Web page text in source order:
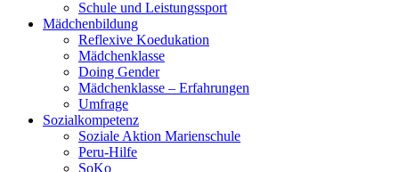
Schule und Leistungssport
Mädchenbildung
Reflexive Koedukation
Mädchenklasse
Doing Gender
Mädchenklasse – Erfahrungen
Umfrage
Sozialkompetenz
Soziale Aktion Marienschule
Peru-Hilfe
SoKo